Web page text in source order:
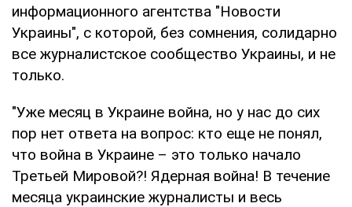
информационного агентства "Новости
Украины", с которой, без сомнения, солидарно
все журналистское сообщество Украины, и не
только.
"Уже месяц в Украине война, но у нас до сих
пор нет ответа на вопрос: кто еще не понял,
что война в Украине – это только начало
Третьей Мировой?! Ядерная война! В течение
месяца украинские журналисты и весь